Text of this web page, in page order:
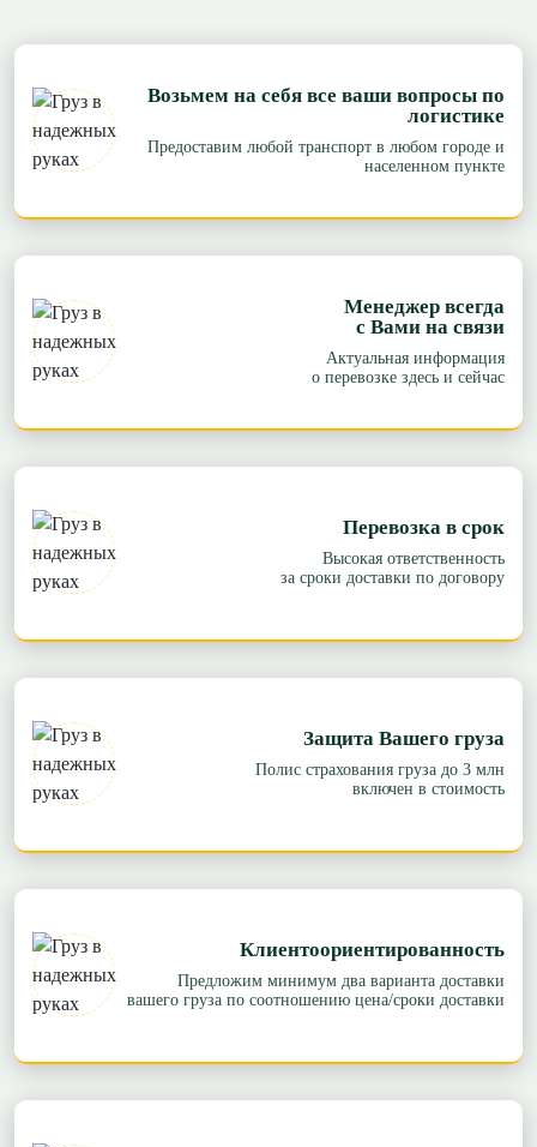
Возьмем на себя все ваши вопросы по
логистике
Предоставим любой транспорт в любом городе и
населенном пункте
Менеджер всегда
с Вами на связи
Актуальная информация
о перевозке здесь и сейчас
Перевозка в срок
Высокая ответственность
за сроки доставки по договору
Защита Вашего груза
Полис страхования груза до 3 млн
включен в стоимость
Клиентоориентированность
Предложим минимум два варианта доставки
вашего груза по соотношению цена/сроки доставки